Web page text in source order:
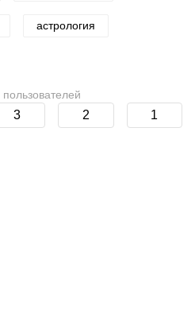
астрология
пользователей
3 2 1